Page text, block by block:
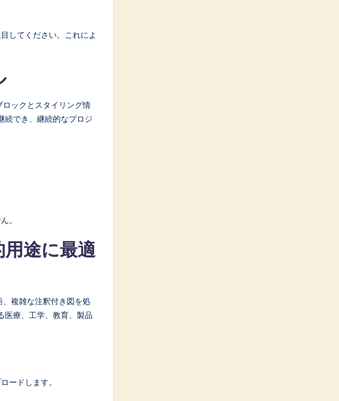
してください。これによ
ックとスタイリング情
続でき、継続的なプロジ
。
途に最適
複雑な注釈付き図を処
医療、工学、教育、製品
ードします。